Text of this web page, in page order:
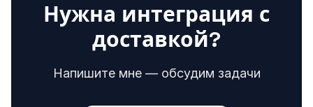
Нужна интеграция с
доставкой?
Напишите мне — обсудим задачи